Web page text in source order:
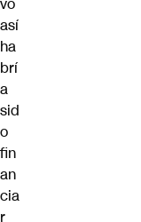
así
ha
brí
a
sid
o
fin
an
cia
r